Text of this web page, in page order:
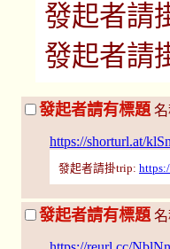
發起者請
發起者請
發起者請有標題
https://shorturl.at/
發起者請掛trip:
發起者請有標題